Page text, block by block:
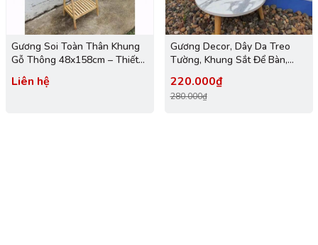
Gương Soi Toàn Thân Khung
Gỗ Thông 48x158cm – Thiết
Kế Tiện Dụng, Thẩm Mỹ Và Đa
Năng Cho Mọi Không Gian
Liên hệ
Gương Decor, Dây Da Treo
Tường, Khung Sắt Để Bàn,
Gương Xoay, Đường Kính 40-
50-60 cm
220.000₫
280.000₫